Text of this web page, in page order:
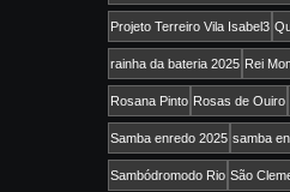
Projeto Terreiro Vila Isabel3
rainha da bateria 2025 Rei
Rosana Pinto Rosas de Ouiro
Samba enredo 2025 samba
Sambódromodo Rio São